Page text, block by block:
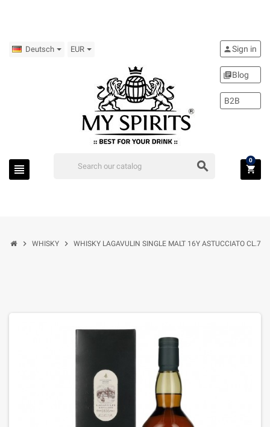
Deutsch EUR
view_headline search
personSign in
library_booksBlog
B2B
shopping_cart
0
chevron_right WHISKY chevron_right WHISKY LAGAVULIN SINGLE MALT 16Y ASTUCCIATO CL.70